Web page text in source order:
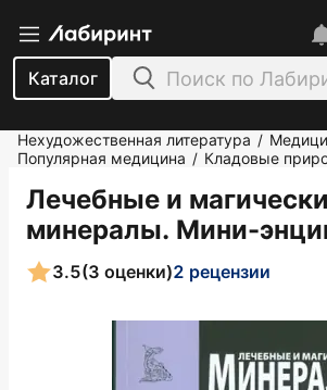
Каталог
Нехудожественная литература /
Популярная медицина / Кладовые
Лечебные и
минералы. Мини-
3.5(3 оценки)2 рецензии